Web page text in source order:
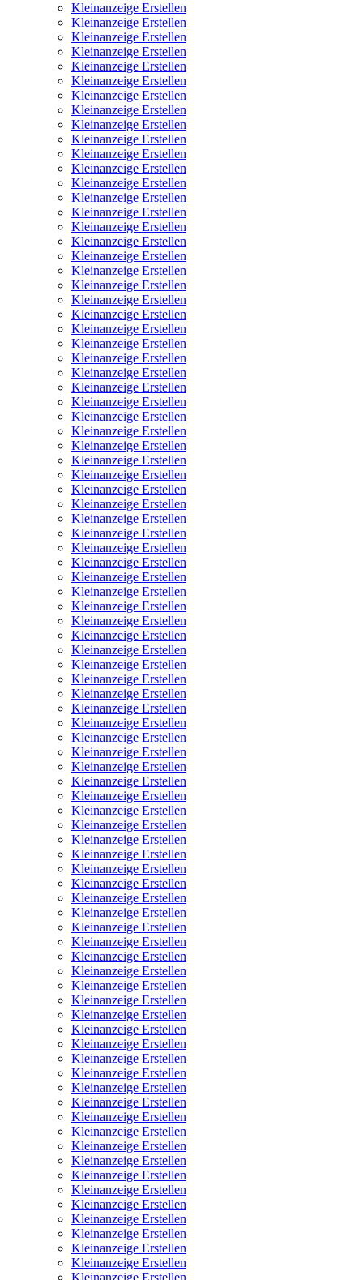
Kleinanzeige Erstellen
Kleinanzeige Erstellen
Kleinanzeige Erstellen
Kleinanzeige Erstellen
Kleinanzeige Erstellen
Kleinanzeige Erstellen
Kleinanzeige Erstellen
Kleinanzeige Erstellen
Kleinanzeige Erstellen
Kleinanzeige Erstellen
Kleinanzeige Erstellen
Kleinanzeige Erstellen
Kleinanzeige Erstellen
Kleinanzeige Erstellen
Kleinanzeige Erstellen
Kleinanzeige Erstellen
Kleinanzeige Erstellen
Kleinanzeige Erstellen
Kleinanzeige Erstellen
Kleinanzeige Erstellen
Kleinanzeige Erstellen
Kleinanzeige Erstellen
Kleinanzeige Erstellen
Kleinanzeige Erstellen
Kleinanzeige Erstellen
Kleinanzeige Erstellen
Kleinanzeige Erstellen
Kleinanzeige Erstellen
Kleinanzeige Erstellen
Kleinanzeige Erstellen
Kleinanzeige Erstellen
Kleinanzeige Erstellen
Kleinanzeige Erstellen
Kleinanzeige Erstellen
Kleinanzeige Erstellen
Kleinanzeige Erstellen
Kleinanzeige Erstellen
Kleinanzeige Erstellen
Kleinanzeige Erstellen
Kleinanzeige Erstellen
Kleinanzeige Erstellen
Kleinanzeige Erstellen
Kleinanzeige Erstellen
Kleinanzeige Erstellen
Kleinanzeige Erstellen
Kleinanzeige Erstellen
Kleinanzeige Erstellen
Kleinanzeige Erstellen
Kleinanzeige Erstellen
Kleinanzeige Erstellen
Kleinanzeige Erstellen
Kleinanzeige Erstellen
Kleinanzeige Erstellen
Kleinanzeige Erstellen
Kleinanzeige Erstellen
Kleinanzeige Erstellen
Kleinanzeige Erstellen
Kleinanzeige Erstellen
Kleinanzeige Erstellen
Kleinanzeige Erstellen
Kleinanzeige Erstellen
Kleinanzeige Erstellen
Kleinanzeige Erstellen
Kleinanzeige Erstellen
Kleinanzeige Erstellen
Kleinanzeige Erstellen
Kleinanzeige Erstellen
Kleinanzeige Erstellen
Kleinanzeige Erstellen
Kleinanzeige Erstellen
Kleinanzeige Erstellen
Kleinanzeige Erstellen
Kleinanzeige Erstellen
Kleinanzeige Erstellen
Kleinanzeige Erstellen
Kleinanzeige Erstellen
Kleinanzeige Erstellen
Kleinanzeige Erstellen
Kleinanzeige Erstellen
Kleinanzeige Erstellen
Kleinanzeige Erstellen
Kleinanzeige Erstellen
Kleinanzeige Erstellen
Kleinanzeige Erstellen
Kleinanzeige Erstellen
Kleinanzeige Erstellen
Kleinanzeige Erstellen
Kleinanzeige Erstellen